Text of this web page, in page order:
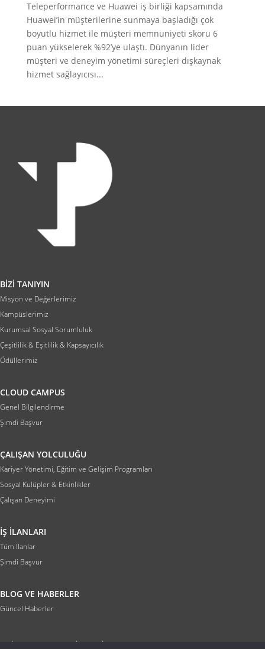
Teleperformance ve Huawei iş birliği kapsamında
Huawei’in müşterilerine sunmaya başladığı çok
boyutlu hizmet ile müşteri memnuniyeti skoru 6
puan yükselerek %92’ye ulaştı. Dünyanın lider
müşteri ve deneyim yönetimi süreçleri dışkaynak
hizmet sağlayıcısı...
BİZİ TANIYIN
Misyon ve Değerlerimiz
Kampüslerimiz
Kurumsal Sosyal Sorumluluk
Çeşitlilik & Eşitlilik & Kapsayıcılık
Ödüllerimiz
CLOUD CAMPUS
Genel Bilgilendirme
Şimdi Başvur
ÇALIŞAN YOLCULUĞU
Kariyer Yönetimi, Eğitim ve Gelişim Programları
Sosyal Kulüpler & Etkinlikler
Çalışan Deneyimi
İŞ İLANLARI
Tüm İlanlar
Şimdi Başvur
BLOG VE HABERLER
Güncel Haberler
| | |